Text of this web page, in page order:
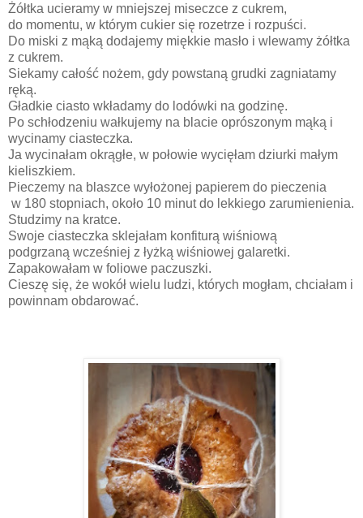
Żółtka ucieramy w mniejszej miseczce z cukrem,
do momentu, w którym cukier się rozetrze i rozpuści.
Do miski z mąką dodajemy miękkie masło i wlewamy żółtka
z cukrem.
Siekamy całość nożem, gdy powstaną grudki zagniatamy
ręką.
Gładkie ciasto wkładamy do lodówki na godzinę.
Po schłodzeniu wałkujemy na blacie oprószonym mąką i
wycinamy ciasteczka.
Ja wycinałam okrągłe, w połowie wycięłam dziurki małym
kieliszkiem.
Pieczemy na blaszce wyłożonej papierem do pieczenia
w 180 stopniach, około 10 minut do lekkiego zarumienienia.
Studzimy na kratce.
Swoje ciasteczka sklejałam konfiturą wiśniową
podgrzaną wcześniej z łyżką wiśniowej galaretki.
Zapakowałam w foliowe paczuszki.
Cieszę się, że wokół wielu ludzi, których mogłam, chciałam i
powinnam obdarować.